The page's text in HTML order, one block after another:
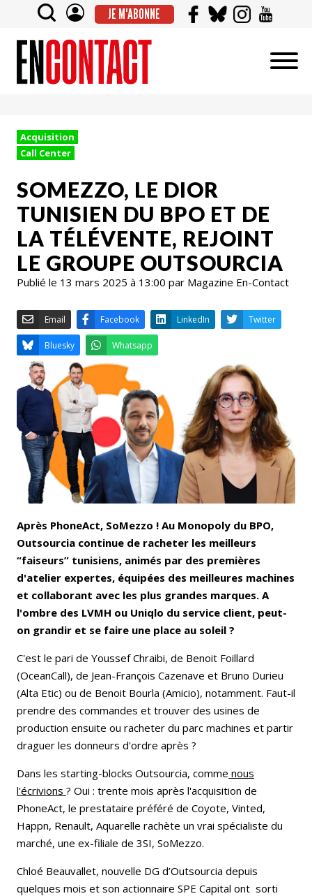
JE M'ABONNE
Acquisition
Call Center
SOMEZZO, LE DIOR
TUNISIEN DU BPO ET DE
LA TÉLÉVENTE, REJOINT
LE GROUPE OUTSOURCIA
Publié le 13 mars 2025 à 13:00 par Magazine En-Contact
Email Facebook LinkedIn
Bluesky Whatsapp
Après PhoneAct, SoMezzo ! Au Monopoly du BPO,
Outsourcia continue de racheter les meilleurs
“faiseurs” tunisiens, animés par des premières
d'atelier expertes, équipées des meilleures machines
et collaborant avec les plus grandes marques. A
l'ombre des LVMH ou Uniqlo du service client, peut-
on grandir et se faire une place au soleil ?
C'est le pari de Youssef Chraibi, de Benoit Foillard
(OceanCall), de Jean-François Cazenave et Bruno Durieu
(Alta Etic) ou de Benoit Bourla (Amicio), notamment. Faut-il
prendre des commandes et trouver des usines de
production ensuite ou racheter du parc machines et partir
draguer les donneurs d'ordre après ?
Dans les starting-blocks Outsourcia, comme nous
l'écrivions ? Oui : trente mois après l'acquisition de
PhoneAct, le prestataire préféré de Coyote, Vinted,
Happn, Renault, Aquarelle rachète un vrai spécialiste du
marché, une ex-filiale de 3SI, SoMezzo.
Chloé Beauvallet, nouvelle DG d’Outsourcia depuis
quelques mois et son actionnaire SPE Capital ont sorti